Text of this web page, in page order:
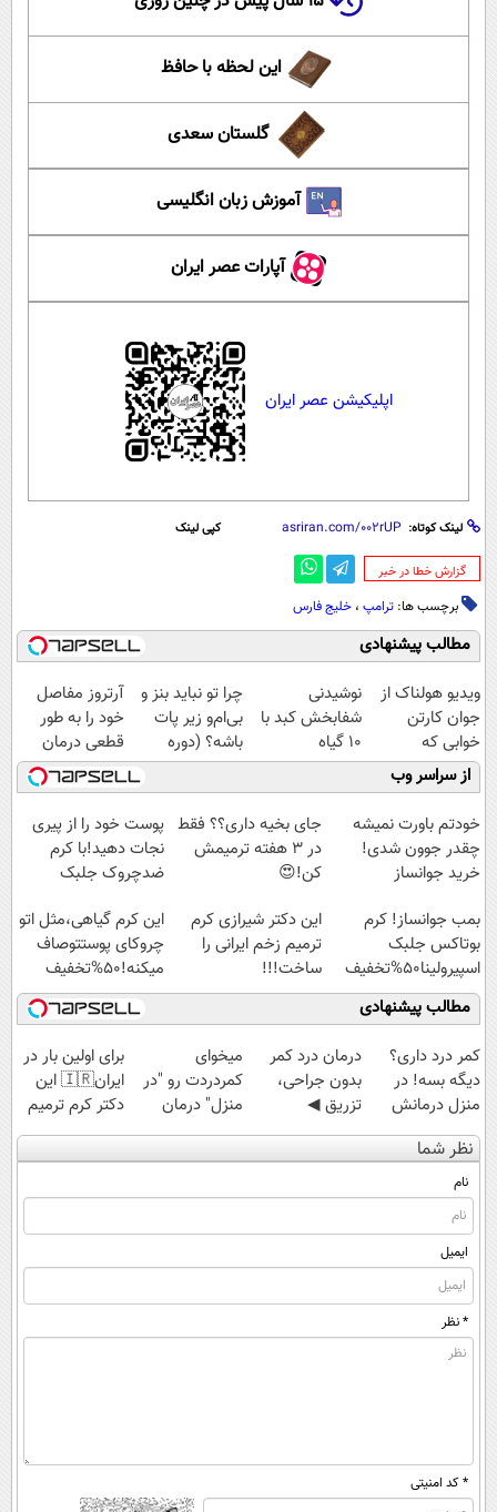
این لحظه با حافظ
گلستان سعدی
آموزش زبان انگلیسی
آپارات عصر ایران
اپلیکیشن عصر ایران
لینک کوتاه: کپی لینک
‌گزارش خطا در خبر
برچسب ها: ترامپ ، خلیج فارس
مطالب پیشنهادی
ویدیو هولناک از
جوان کارتن
خوابی که
میلیاردر شد.
آموزش رایگان
نوشیدنی
شفابخش کبد با
10 گیاه
موثر(تخفیف تا
امشب)
چرا تو نباید بنز و
بی‌ام‌و زیر پات
باشه؟ (دوره
رایگان درآمد
میلیاردی)
آرتروز مفاصل
خود را به طور
قطعی درمان
کنید!
◗پرسش‌نامه◖
از سراسر وب
خودتم باورت نمیشه
چقدر جوون شدی!
خرید جوانساز
ویژه
جای بخیه داری؟؟ فقط
در 3 هفته ترمیمش
کن!😍
پوست خود را از پیری
نجات دهید!با کرم
ضدچروک جلبک
بمب جوانساز! کرم
بوتاکس جلبک
اسپیرولینا50%تخفیف
این دکتر شیرازی کرم
ترمیم زخم ایرانی را
ساخت!!!
این کرم گیاهی،مثل اتو
چروکای پوستتوصاف
میکنه!50%تخفیف
مطالب پیشنهادی
کمر درد داری؟
دیگه بسه! در
منزل درمانش
کن
(◀پرسش‌نامه)
درمان درد کمر
بدون جراحی،
تزریق ◀
پرسش‌نامه رو پر
میخوای
کمردردت رو "در
منزل" درمان
کنی؟ (◂فیلم +
برای اولین بار در
ایران🇮🇷 این
دکتر کرم ترمیم
کننده 23 روزه
نظر شما
نام
ایمیل
* نظر
* کد امنیتی